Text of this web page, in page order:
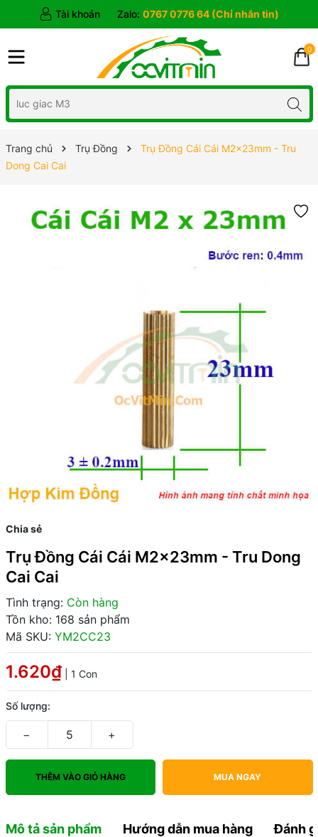
Tài khoản Zalo: 0767 0776 64 (Chỉ nhắn tin)
0
Trang chủ Trụ Đồng
Trụ Đồng Cái Cái M2x23mm - Tru
Dong Cai Cai
Chia sẻ
Trụ Đồng Cái Cái M2x23mm - Tru Dong
Cai Cai
Tình trạng: Còn hàng
Tồn kho: 168 sản phẩm
Mã SKU: YM2CC23
1.620₫ | 1 Con
Số lượng:
− +
THÊM VÀO GIỎ HÀNG MUA NGAY
Mô tả sản phẩm Hướng dẫn mua hàng Đánh